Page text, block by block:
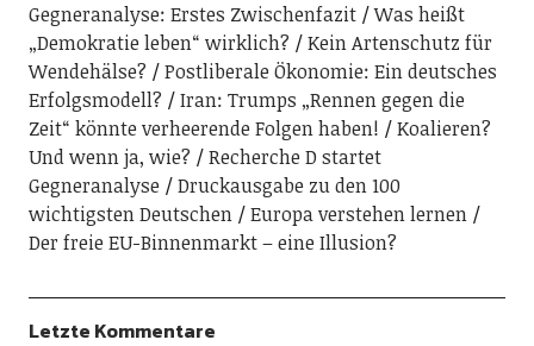
Gegneranalyse: Erstes Zwischenfazit
Was heißt
„Demokratie leben“ wirklich?
Kein Artenschutz für
Wendehälse?
Postliberale Ökonomie: Ein deutsches
Erfolgsmodell?
Iran: Trumps „Rennen gegen die
Zeit“ könnte verheerende Folgen haben!
Koalieren?
Und wenn ja, wie?
Recherche D startet
Gegneranalyse
Druckausgabe zu den 100
wichtigsten Deutschen
Europa verstehen lernen
Der freie EU-Binnenmarkt – eine Illusion?
Letzte Kommentare